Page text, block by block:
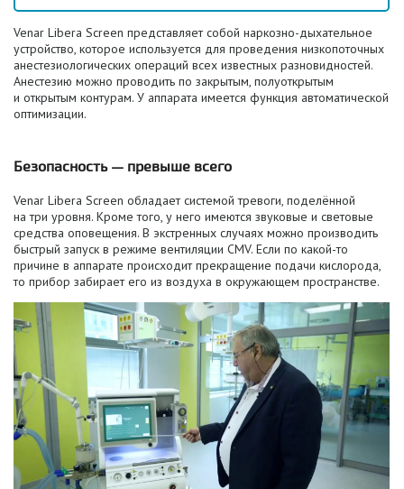
Venar Libera Screen представляет собой наркозно-дыхательное
устройство, которое используется для проведения низкопоточных
анестезиологических операций всех известных разновидностей.
Анестезию можно проводить по закрытым, полуоткрытым
и открытым контурам. У аппарата имеется функция автоматической
оптимизации.
Безопасность — превыше всего
Venar Libera Screen обладает системой тревоги, поделённой
на три уровня. Кроме того, у него имеются звуковые и световые
средства оповещения. В экстренных случаях можно производить
быстрый запуск в режиме вентиляции CMV. Если по какой-то
причине в аппарате происходит прекращение подачи кислорода,
то прибор забирает его из воздуха в окружающем пространстве.